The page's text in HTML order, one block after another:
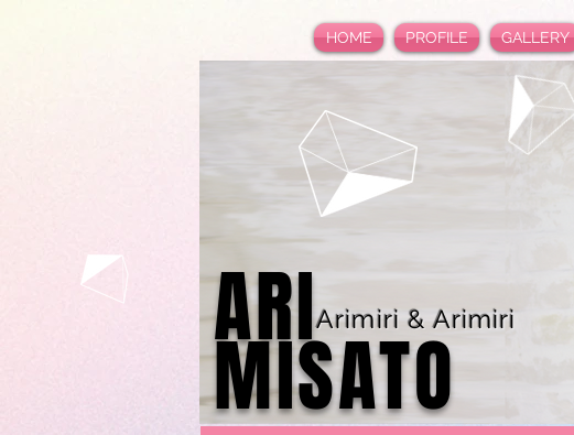
HOME PROFILE GALLERY
ARI
MISATO
Arimiri & Arimiri